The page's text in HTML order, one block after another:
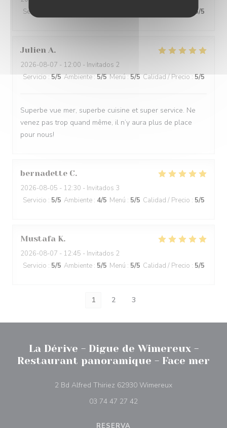
Servicio
5/5
Julien A
2026-08-07 - 12:00 - Invitados 2
Servicio:5/5 Ambiente:5/5 Menú:5/5 Calidad / Precio : 5/5
Superbe vue mer, superbe cuisine et super service. Ne
venez pas trop quand même, il n’y aura plus de place
pour nous!
bernadette C
2026-08-05 - 12:30 - Invitados 3
Servicio : 5/5 Ambiente : 4/5 Menú : 5/5 Calidad / Precio : 5/5
Mustafa K
2026-08-07 - 12:45 - Invitados 2
Servicio : 5/5 Ambiente : 5/5 Menú : 5/5 Calidad / Precio : 5/5
1 2 3
La Dérive - Digue de Wimereux -
Restaurant panoramique - Face mer
2 Bd Alfred Thiriez 62930 Wimereux((abre en una
03 74 47 27 42
RESERVA